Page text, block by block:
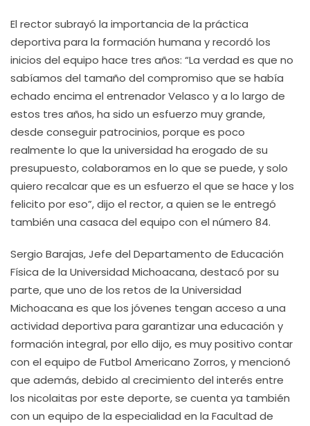
El rector subrayó la importancia de la práctica
deportiva para la formación humana y recordó los
inicios del equipo hace tres años: “La verdad es que no
sabíamos del tamaño del compromiso que se había
echado encima el entrenador Velasco y a lo largo de
estos tres años, ha sido un esfuerzo muy grande,
desde conseguir patrocinios, porque es poco
realmente lo que la universidad ha erogado de su
presupuesto, colaboramos en lo que se puede, y solo
quiero recalcar que es un esfuerzo el que se hace y los
felicito por eso”, dijo el rector, a quien se le entregó
también una casaca del equipo con el número 84.
Sergio Barajas, Jefe del Departamento de Educación
Física de la Universidad Michoacana, destacó por su
parte, que uno de los retos de la Universidad
Michoacana es que los jóvenes tengan acceso a una
actividad deportiva para garantizar una educación y
formación integral, por ello dijo, es muy positivo contar
con el equipo de Futbol Americano Zorros, y mencionó
que además, debido al crecimiento del interés entre
los nicolaitas por este deporte, se cuenta ya también
con un equipo de la especialidad en la Facultad de